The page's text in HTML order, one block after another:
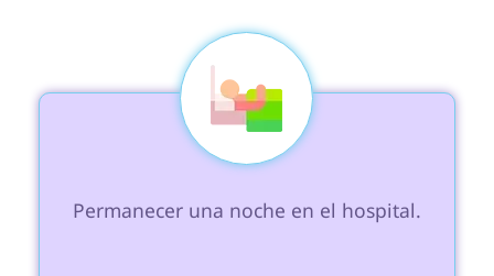
Permanecer una noche en el hospital.